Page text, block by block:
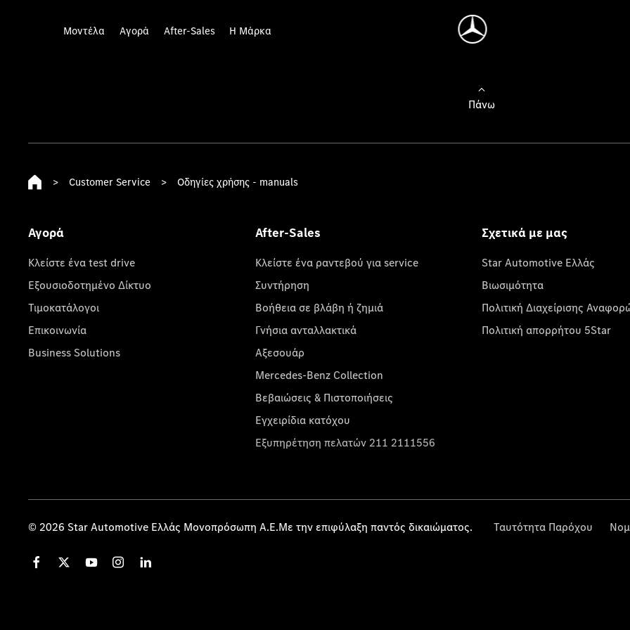
Μοντέλα Αγορά After-Sales Η Μάρκα
Πάνω
> Customer Service > Οδηγίες χρήσης - manuals
Αγορά
Κλείστε ένα test drive
Εξουσιοδοτημένο Δίκτυο
Τιμοκατάλογοι
Επικοινωνία
Business Solutions
After-Sales
Κλείστε ένα ραντεβού για service
Συντήρηση
Βοήθεια σε βλάβη ή ζημιά
Γνήσια ανταλλακτικά
Αξεσουάρ
Mercedes-Benz Collection
Βεβαιώσεις & Πιστοποιήσεις
Εγχειρίδια κατόχου
Εξυπηρέτηση πελατών 211 2111556
Σχετικά με μας
Star Automotive Ελλάς
Βιωσιμότητα
Πολιτική Διαχείρισης
Πολιτική απορρήτου 5Star
© 2026 Star Automotive Ελλάς Μονοπρόσωπη Α.Ε.Με την επιφύλαξη παντός δικαιώματος. Ταυτότητα Παρόχου